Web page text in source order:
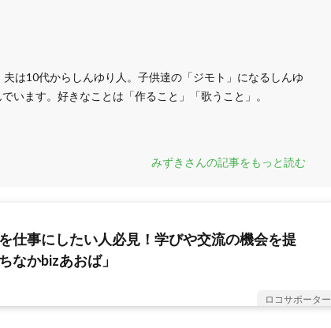
は10代からしんゆり人。子供達の「ジモト」になるしんゆ
います。好きなことは「作ること」「歌うこと」。
みずきさんの記事をもっと読む
仕事にしたい人必見！学びや交流の機会を提
なかbizあおば」
ロコサポーター